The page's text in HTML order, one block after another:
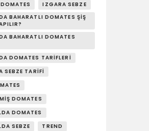
IZGARA SEBZE
BAHARATLI DOMATES ŞIŞ
BAHARATLI DOMATES
DOMATES TARIFLERI
SEBZE TARIFI
DOMATES
DOMATES
SEBZE
TREND